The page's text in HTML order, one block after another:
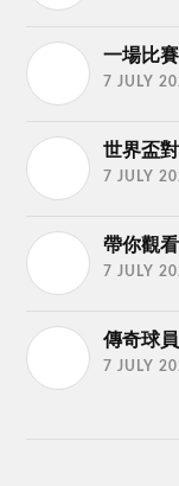
一場比
7 JULY
世界盃
7 JULY
帶你觀
7 JULY
傳奇球
7 JULY